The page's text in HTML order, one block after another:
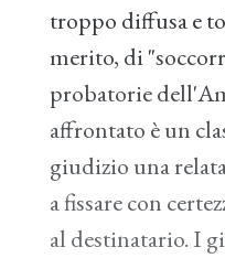
troppo diffusa e
merito, di
probatorie
affrontato è un
giudizio una
a fissare con
al destinatario. I